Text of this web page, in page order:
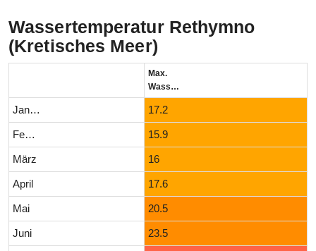
Wassertemperatur Rethymno
(Kretisches Meer)
Max.
Wassertemperatur (°C)
Januar 17.2
Februar 15.9
März 16
April 17.6
Mai 20.5
Juni 23.5